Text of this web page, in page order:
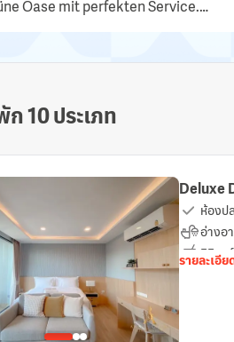
Oase mit perfekten Service.
10 ประเภท
Deluxe
ห้องป
อ่างอ
มินิบาร์
รายละเอี